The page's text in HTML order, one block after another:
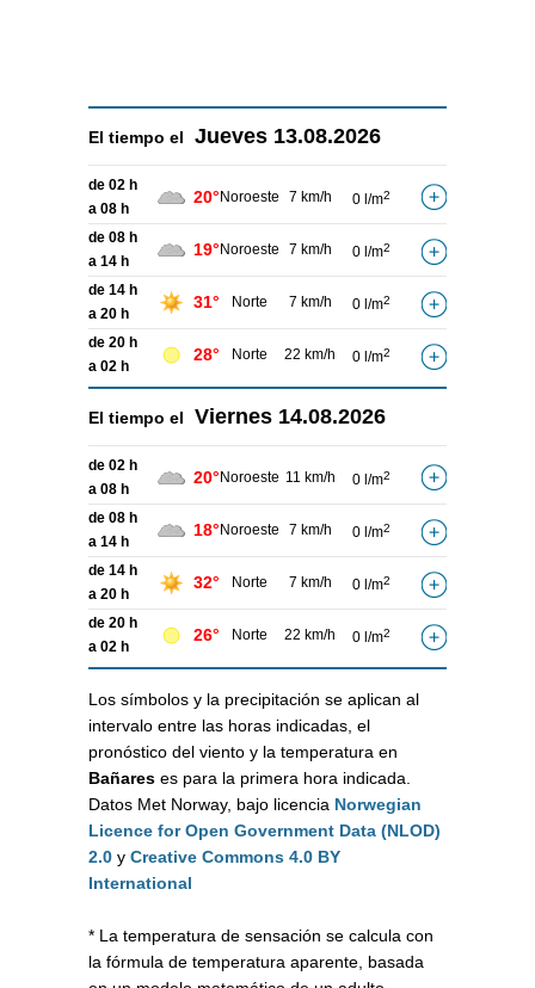
El tiempo el Jueves 13.08.2026
de 02 h
a 08 h
20° Noroeste 7 km/h 0 l/m2
de 08 h
a 14 h
19° Noroeste 7 km/h 0 l/m2
de 14 h
a 20 h
31° Norte 7 km/h 0 l/m2
de 20 h
a 02 h
28° Norte 22 km/h 0 l/m2
El tiempo el Viernes 14.08.2026
de 02 h
a 08 h
20° Noroeste 11 km/h 0 l/m2
de 08 h
a 14 h
18° Noroeste 7 km/h 0 l/m2
de 14 h
a 20 h
32° Norte 7 km/h 0 l/m2
de 20 h
a 02 h
26° Norte 22 km/h 0 l/m2
Los símbolos y la precipitación se aplican al
intervalo entre las horas indicadas, el
pronóstico del viento y la temperatura en
Bañares es para la primera hora indicada.
Datos Met Norway, bajo licencia Norwegian
Licence for Open Government Data (NLOD)
2.0 y Creative Commons 4.0 BY
International
* La temperatura de sensación se calcula con
la fórmula de temperatura aparente, basada